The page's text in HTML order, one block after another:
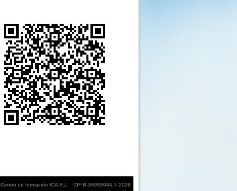
Centro de formación ICA S.L. , CIF B-36995934 © 2026